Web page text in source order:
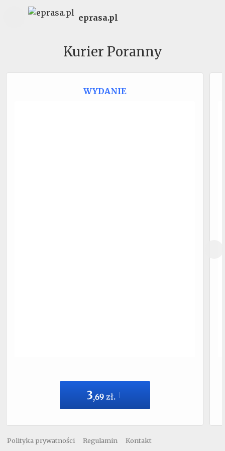
eprasa.pl
Kurier Poranny
WYDANIE
3,69 zł.
Polityka prywatności Regulamin Kontakt